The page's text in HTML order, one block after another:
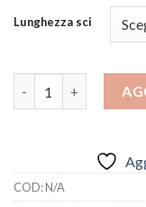
Lunghezza sci
COD:N/A